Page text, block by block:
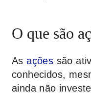
O que são
Asações são
conhecidos,
ainda não